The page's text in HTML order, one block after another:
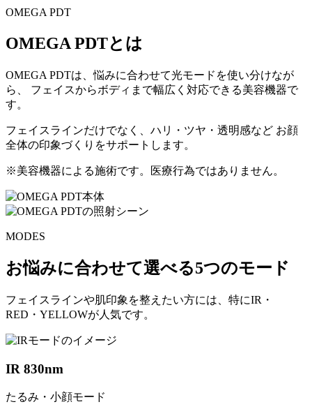
OMEGA PDT
OMEGA PDTとは
OMEGA PDTは、悩みに合わせて光モードを使い分けなが
ら、 フェイスからボディまで幅広く対応できる美容機器で
す。
フェイスラインだけでなく、ハリ・ツヤ・透明感など お顔
全体の印象づくりをサポートします。
※美容機器による施術です。医療行為ではありません。
MODES
お悩みに合わせて選べる5つのモード
フェイスラインや肌印象を整えたい方には、特にIR・
RED・YELLOWが人気です。
IR 830nm
たるみ・小顔モード